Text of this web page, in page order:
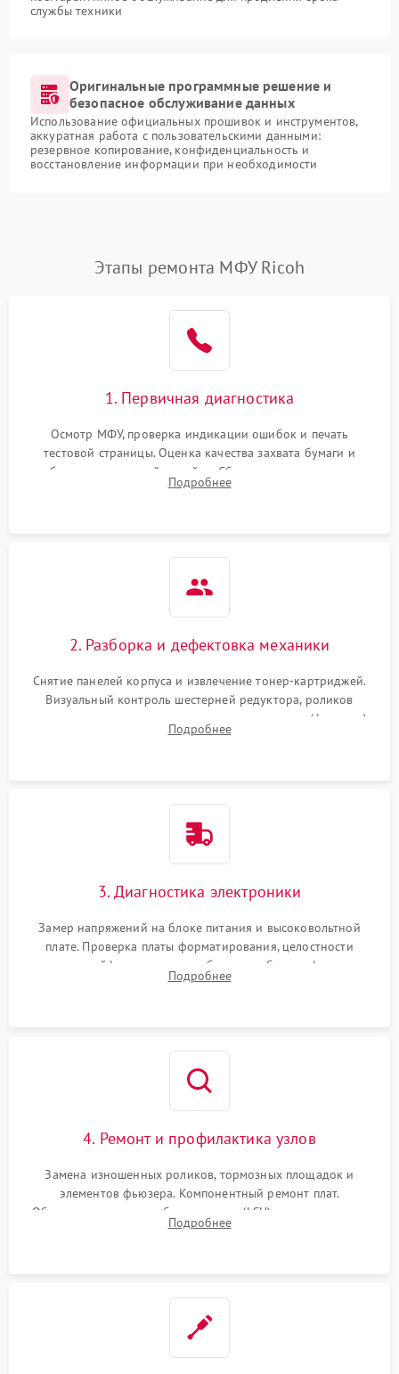
службы техники
Оригинальные программные решение и
безопасное обслуживание данных
Использование официальных прошивок и инструментов,
аккуратная работа с пользовательскими данными:
резервное копирование, конфиденциальность и
восстановление информации при необходимости
Этапы ремонта МФУ Ricoh
1. Первичная диагностика
Осмотр МФУ, проверка индикации ошибок и печать
тестовой страницы. Оценка качества захвата бумаги и
работы сканирующей линейки. Сбор данных о замятиях,
дефектах изображения или посторонних шумах при работе.
Подробнее
2. Разборка и дефектовка механики
Снятие панелей корпуса и извлечение тонер-картриджей.
Визуальный контроль шестерней редуктора, роликов
захвата, термопленки и прижимного вала в печи (фьюзере).
Проверка оптики сканера на загрязнения.
Подробнее
3. Диагностика электроники
Замер напряжений на блоке питания и высоковольтной
плате. Проверка платы форматирования, целостности
плоских шлейфов сканера и работоспособности флажков и
оптопар (датчиков прохождения бумаги).
Подробнее
4. Ремонт и профилактика узлов
Замена изношенных роликов, тормозных площадок и
элементов фьюзера. Компонентный ремонт плат.
Обязательная очистка блока лазера (LSU), зеркал и тракта
печати от просыпанного тонера и бумажной пыли.
Подробнее